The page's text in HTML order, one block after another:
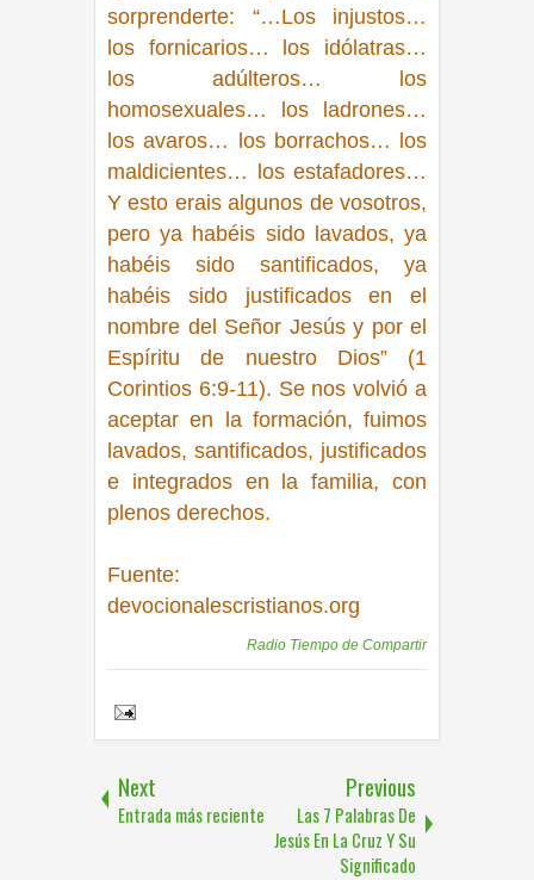
sorprenderte:
“…Los injustos…
los fornicarios… los idólatras…
los adúlteros… los
homosexuales… los ladrones…
los avaros… los borrachos… los
maldicientes… los estafadores…
Y esto erais algunos de vosotros,
pero ya habéis sido lavados, ya
habéis sido santificados, ya
habéis sido justificados en el
nombre del Señor Jesús y por el
Espíritu de nuestro Dios” (1
Corintios 6:9-11). Se nos volvió a
aceptar en la formación, fuimos
lavados, santificados, justificados
e integrados en la familia, con
plenos derechos.
Fuente:
devocionalescristianos.org
Radio Tiempo de Compartir
Next
Entrada más reciente
Previous
Las 7 Palabras De
Jesús En La Cruz Y Su
Significado